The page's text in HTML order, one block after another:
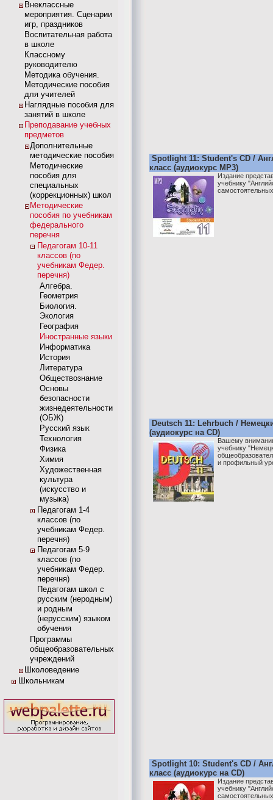
Внеклассные
мероприятия. Сценарии
игр, праздников
Воспитательная работа
в школе
Классному
руководителю
Методика обучения.
Методические пособия
для учителей
Наглядные пособия для
занятий в школе
Преподавание учебных
предметов
Дополнительные
методические пособия
Методические
пособия для
специальных
(коррекционных) школ
Методические
пособия по учебникам
федерального
перечня
Педагогам 10-11
классов (по
учебникам Федер.
перечня)
Алгебра.
Геометрия
Биология.
Экология
География
Иностранные языки
Информатика
История
Литература
Обществознание
Основы
безопасности
жизнедеятельности
(ОБЖ)
Русский язык
Технология
Физика
Химия
Художественная
культура
(искусство и
музыка)
Педагогам 1-4
классов (по
учебникам Федер.
перечня)
Педагогам 5-9
классов (по
учебникам Федер.
перечня)
Педагогам школ с
русским (неродным)
и родным
(нерусским) языком
обучения
Программы
общеобразовательных
учреждений
Школоведение
Школьникам
Spotlight 11: Student's CD /
класс (аудиокурс MP3)
Издание
учебнику
Deutsch 11: Lehrbuch /
(аудиокурс на CD)
Вашему
учебнику
и профильный
Spotlight 10: Student's CD /
класс (аудиокурс на CD)
Издание
учебнику